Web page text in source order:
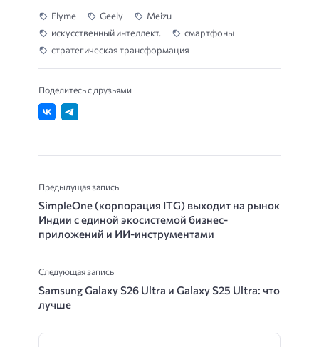
Flyme Geely
Meizu
искусственный интеллект.
смартфоны
стратегическая трансформация
Поделитесь с друзьями
Предыдущая запись
SimpleOne (корпорация ITG) выходит на рынок
Индии с единой экосистемой бизнес-
приложений и ИИ-инструментами
Следующая запись
Samsung Galaxy S26 Ultra и Galaxy S25 Ultra: что
лучше